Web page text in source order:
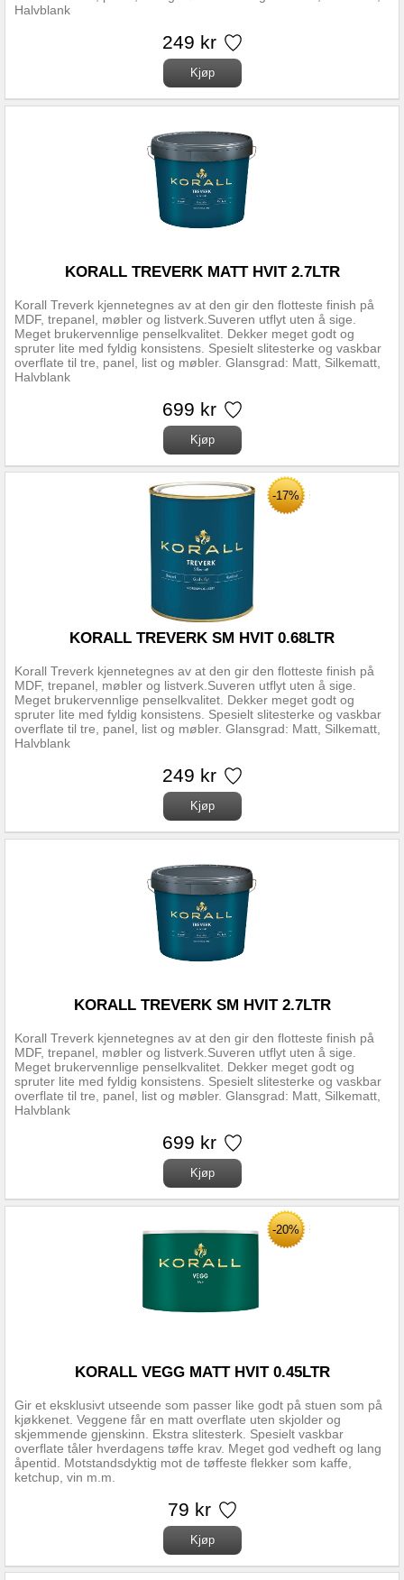
Halvblank
249 kr
Korall Treverk kjennetegnes av at den gir den flotteste finish på
MDF, trepanel, møbler og listverk.Suveren utflyt uten å sige.
Meget brukervennlige penselkvalitet. Dekker meget godt og
spruter lite med fyldig konsistens. Spesielt slitesterke og vaskbar
overflate til tre, panel, list og møbler. Glansgrad: Matt, Silkematt,
Halvblank
KORALL TREVERK MATT HVIT 2.7LTR
699 kr
-17%
Korall Treverk kjennetegnes av at den gir den flotteste finish på
MDF, trepanel, møbler og listverk.Suveren utflyt uten å sige.
Meget brukervennlige penselkvalitet. Dekker meget godt og
spruter lite med fyldig konsistens. Spesielt slitesterke og vaskbar
overflate til tre, panel, list og møbler. Glansgrad: Matt, Silkematt,
Halvblank
KORALL TREVERK SM HVIT 0.68LTR
249 kr
Korall Treverk kjennetegnes av at den gir den flotteste finish på
MDF, trepanel, møbler og listverk.Suveren utflyt uten å sige.
Meget brukervennlige penselkvalitet. Dekker meget godt og
spruter lite med fyldig konsistens. Spesielt slitesterke og vaskbar
overflate til tre, panel, list og møbler. Glansgrad: Matt, Silkematt,
Halvblank
KORALL TREVERK SM HVIT 2.7LTR
699 kr
-20%
Gir et eksklusivt utseende som passer like godt på stuen som på
kjøkkenet. Veggene får en matt overflate uten skjolder og
skjemmende gjenskinn. Ekstra slitesterk. Spesielt vaskbar
overflate tåler hverdagens tøffe krav. Meget god vedheft og lang
åpentid. Motstandsdyktig mot de tøffeste flekker som kaffe,
ketchup, vin m.m.
KORALL VEGG MATT HVIT 0.45LTR
79 kr